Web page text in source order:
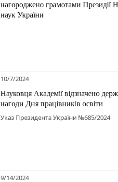
нагороджено грамотами Президії
наук України
10/7/2024
Науковця Академії відзначено
нагоди Дня працівників освіти
Указ Президента України №685/2024
9/14/2024